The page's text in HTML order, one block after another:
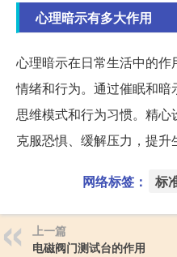
心理暗示有多大作用
心理暗示在日常生活中的
情绪和行为。通过催眠和
思维模式和行为习惯。精
克服恐惧、缓解压力，提升
网络标签： 标
上一篇
电磁阀门测试台的作用